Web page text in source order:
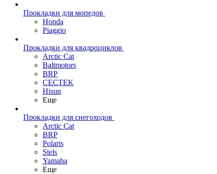
Прокладки для мопедов
Honda
Piaggio
Прокладки для квадроциклов
Arctic Cat
Baltmotors
BRP
CECTEK
Hisun
Еще
Прокладки для снегоходов
Arctic Cat
BRP
Polaris
Stels
Yamaha
Еще